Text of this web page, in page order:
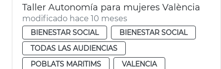
Taller Autonomía para mujeres València
modificado hace 10 meses
BIENESTAR SOCIAL
BIENESTAR SOCIAL
TODAS LAS AUDIENCIAS
POBLATS MARITIMS
VALENCIA